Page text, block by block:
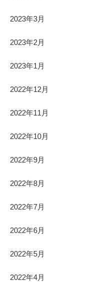
2023年3月
2023年2月
2023年1月
2022年12月
2022年11月
2022年10月
2022年9月
2022年8月
2022年7月
2022年6月
2022年5月
2022年4月